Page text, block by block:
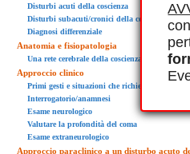
Disturbi acuti della coscienza
Disturbi subacuti/cronici della coscienza
Diagnosi differenziale
Anatomia e fisiopatologia
Una rete cerebrale della coscienza
Approccio clinico
Primi gesti e situazioni che richiedono una
Interrogatorio/anamnesi
Esame neurologico
Valutare la profondità del coma
Esame extraneurologico
Approccio paraclinico a un disturbo acuto